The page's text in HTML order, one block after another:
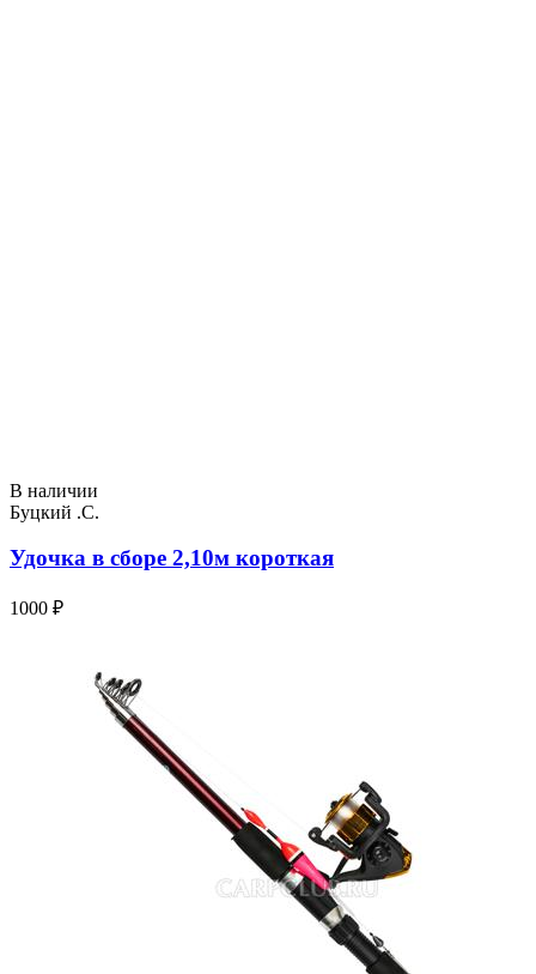
В наличии
Буцкий .С.
Удочка в сборе 2,10м короткая
1000 ₽